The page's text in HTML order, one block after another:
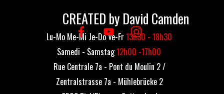
Rue Centrale 7a - Pont du Moulin 2 /
Zentralstrasse 7a - Mühlebrücke 2
Lu-Mo Me-Mi Je-Do Ve-Fr 13h30 - 18h30
Samedi - Samstag12h00 -17h00
CREATED by David Camden